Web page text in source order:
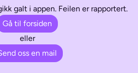
galt i appen. Feilen er rapportert.
Gå til forsiden
eller
oss en mail